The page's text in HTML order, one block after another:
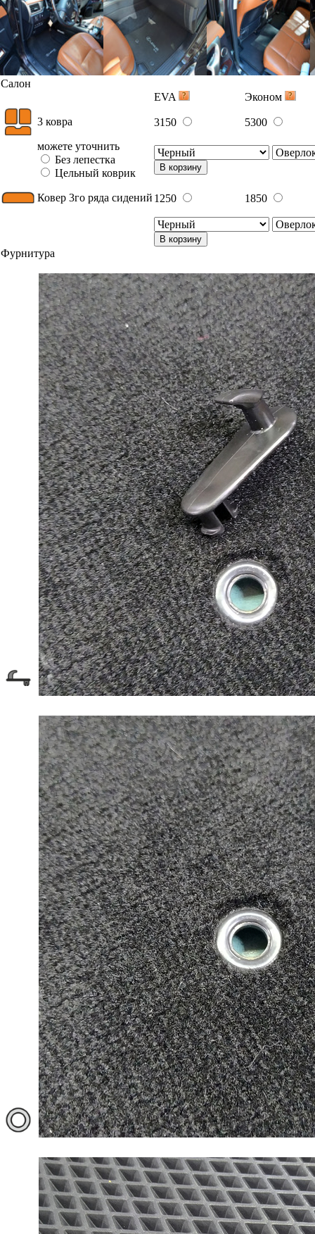
Салон
EVA
Эконом
3 ковра 3150
5300
можете уточнить
Без лепестка
Цельный коврик
В корзину
Ковер 3го ряда сидений 1250 1850
В корзину
Фурнитура